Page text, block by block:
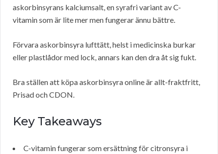
askorbinsyrans kalciumsalt, en syrafri variant av C-
vitamin som är lite mer men fungerar ännu bättre.
Förvara askorbinsyra lufttätt, helst i medicinska burkar
eller plastlådor med lock, annars kan den dra åt sig fukt.
Bra ställen att köpa askorbinsyra online är allt-fraktfritt,
Prisad och CDON.
Key Takeaways
C-vitamin fungerar som ersättning för citronsyra i